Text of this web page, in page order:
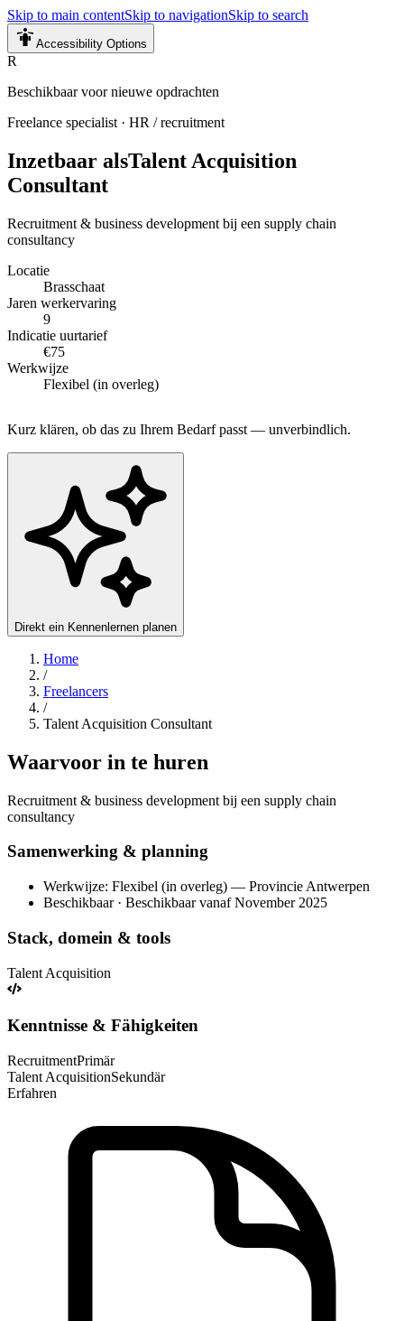
Skip to main contentSkip to navigationSkip to search
Accessibility Options
R
Beschikbaar voor nieuwe opdrachten
Freelance specialist · HR / recruitment
Inzetbaar alsTalent Acquisition
Consultant
Recruitment & business development bij een supply chain
consultancy
Locatie
Brasschaat
Jaren werkervaring
9
Indicatie uurtarief
€75
Werkwijze
Flexibel (in overleg)
Kurz klären, ob das zu Ihrem Bedarf passt — unverbindlich.
Direkt ein Kennenlernen planen
Home
/
Freelancers
/
Talent Acquisition Consultant
Waarvoor in te huren
Recruitment & business development bij een supply chain
consultancy
Samenwerking & planning
Werkwijze: Flexibel (in overleg) — Provincie Antwerpen
Beschikbaar · Beschikbaar vanaf November 2025
Stack, domein & tools
Talent Acquisition
Kenntnisse & Fähigkeiten
RecruitmentPrimär
Talent AcquisitionSekundär
Erfahren